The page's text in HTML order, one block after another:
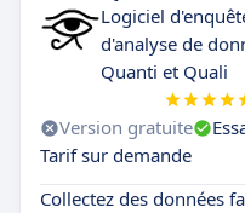
Logiciel
d'analyse de
Quanti et Quali
Version gratuite
Tarif sur demande
Collectez des données